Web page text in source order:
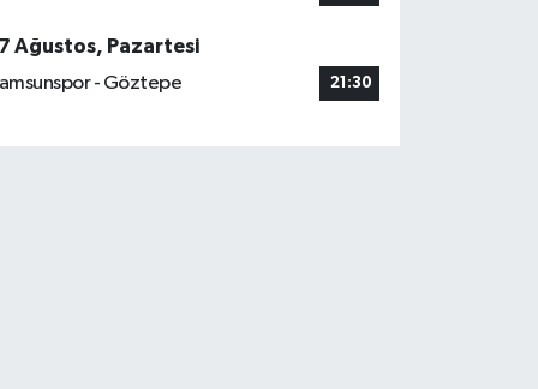
Ağustos, Pazartesi
- Göztepe
21:30